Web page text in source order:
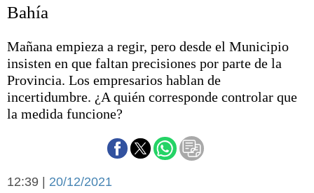
Liga del Sur
Básquetbol
Fútbol
Federal A
Arte y cultura
Cines
Economía y campo
Economía y finanzas
Bahía
Mañana empieza a regir, pero desde el Municipio
insisten en que faltan precisiones por parte de la
Provincia. Los empresarios hablan de
incertidumbre. ¿A quién corresponde controlar que
la medida funcione?
12:39 | 20/12/2021